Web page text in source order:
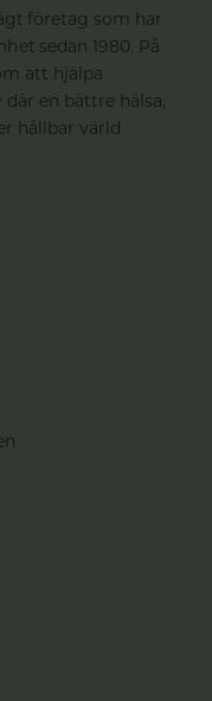
företag som har
sedan 1980. På
att hjälpa
en bättre hälsa,
hållbar värld